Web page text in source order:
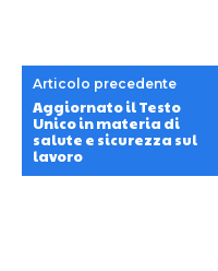
Articolo precedente
Aggiornato il Testo
Unico in materia di
salute e sicurezza sul
lavoro